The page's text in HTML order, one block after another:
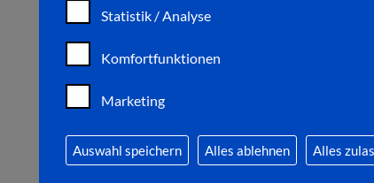
Statistik / Analyse
Komfortfunktionen
Marketing
Auswahl speichern Alles ablehnen Alles
Nach vorheriger Absprache
werden.
Das Mehrgenerationenhaus
einen wirtschaftlichen